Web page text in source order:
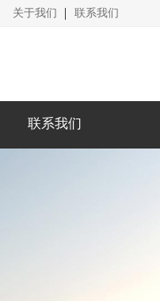
关于我们 联系我们
联系我们